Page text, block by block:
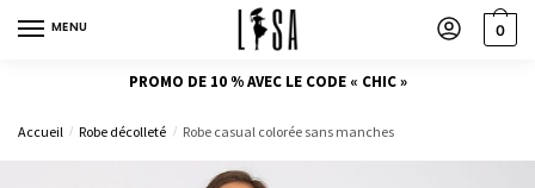
MENU 0
PROMO DE 10 % AVEC LE CODE « CHIC »
Accueil / Robe décolleté / Robe casual colorée sans manches